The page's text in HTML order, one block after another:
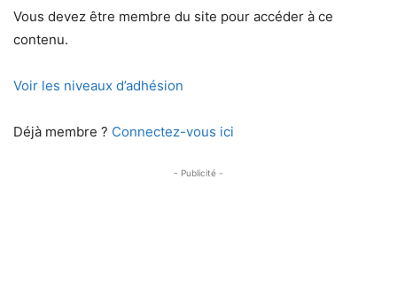
Vous devez être membre du site pour accéder à ce
contenu.
Voir les niveaux d’adhésion
Déjà membre ? Connectez-vous ici
- Publicité -